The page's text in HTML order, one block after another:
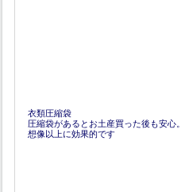
衣類圧縮袋
圧縮袋があるとお土産買った後も安心。
想像以上に効果的です